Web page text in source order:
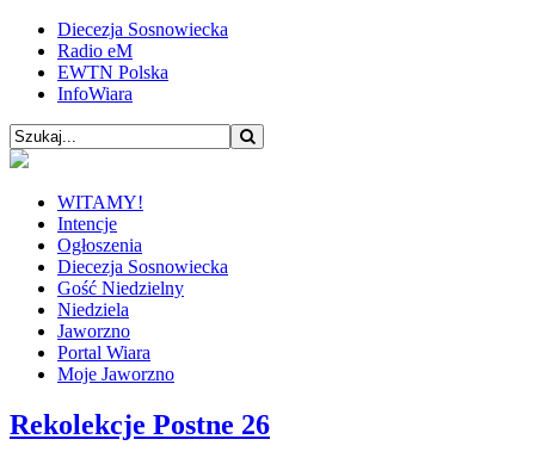
Diecezja Sosnowiecka
Radio eM
EWTN Polska
InfoWiara
WITAMY!
Intencje
Ogłoszenia
Diecezja Sosnowiecka
Gość Niedzielny
Niedziela
Jaworzno
Portal Wiara
Moje Jaworzno
Rekolekcje Postne 26